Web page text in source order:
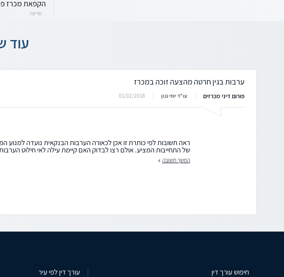
הקפאת מכרז
מרינה
עוד
ערבות בגין חרטה מהצעה זוכה במכרז
פורום דיני מכרזים עו"ד יוסי גנון 01/02/2018
ראה תשובות לפי כותרת זו אכן לכאורה הערבות הבנקאית נועדה למנוע
של התחייבות המציע. אולם רצו לבדוק האם קיימת עילה לאי חילוט
המשך תשובה
חיפוש עורך דין עורך דין לפי עיר